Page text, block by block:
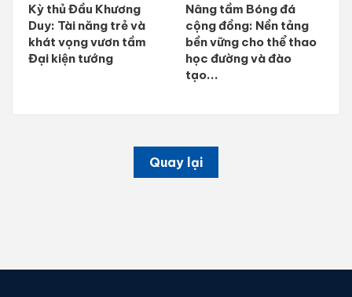
Kỳ thủ Đầu Khương
Duy: Tài năng trẻ và
khát vọng vươn tầm
Đại kiện tướng
Nâng tầm Bóng đá
cộng đồng: Nền tảng
bền vững cho thể thao
học đường và đào
tạo...
Quay lại